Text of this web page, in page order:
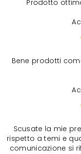
Prodotto
Bene prodotti
Scusate la mie
rispetto a temi e
comunicazione si